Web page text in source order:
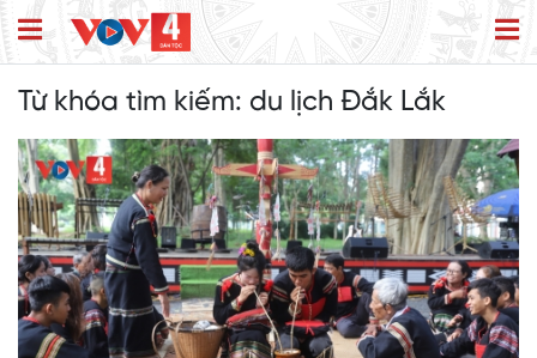
Từ khóa tìm kiếm: du lịch Đắk Lắk